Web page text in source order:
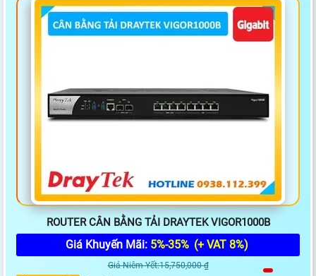
ROUTER CÂN BẰNG TẢI DRAYTEK VIGOR1000B
Giá Khuyến Mãi: 5%-35% (+ VAT 8%)
Giá Niêm Yết:15,750,000 ₫